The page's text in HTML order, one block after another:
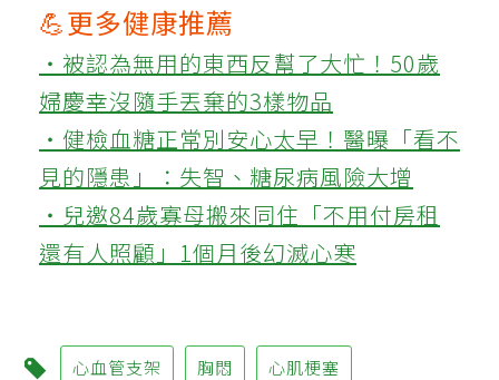
💪更多健康推薦
‧被認為無用的東西反幫了大忙！50歲
婦慶幸沒隨手丟棄的3樣物品
‧健檢血糖正常別安心太早！醫曝「看不
見的隱患」：失智、糖尿病風險大增
‧兒邀84歲寡母搬來同住「不用付房租
還有人照顧」1個月後幻滅心寒
心血管支架 胸悶 心肌梗塞